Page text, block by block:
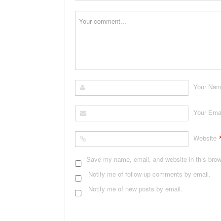
Your
Your
Website
Save my name, email, and website in this
Notify me of follow-up comments by email.
Notify me of new posts by email.